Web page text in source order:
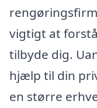
vigtigt at
tilbyde dig.
hjælp til din
en større